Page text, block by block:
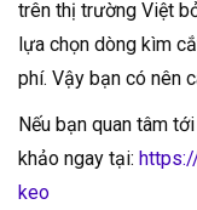
trên thị trường Việt
lựa chọn dòng kìm
phí. Vậy bạn có nên
Nếu bạn quan tâm
khảo ngay tại:
keo